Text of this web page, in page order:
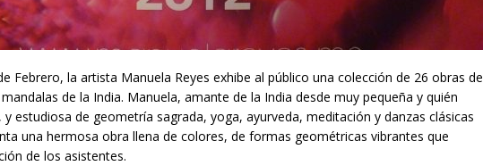
Febrero, la artista Manuela Reyes exhibe al público una colección de 26 obras de
de la India. Manuela, amante de la India desde muy pequeña y quién
estudiosa de geometría sagrada, yoga, ayurveda, meditación y danzas clásicas
una hermosa obra llena de colores, de formas geométricas vibrantes que
de los asistentes.